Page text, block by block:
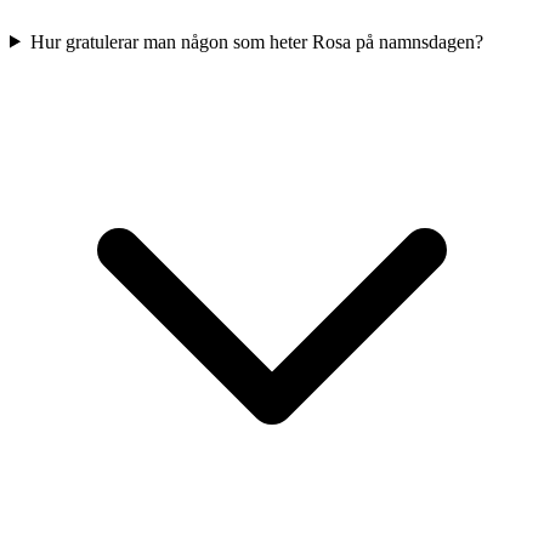
Hur gratulerar man någon som heter Rosa på namnsdagen?